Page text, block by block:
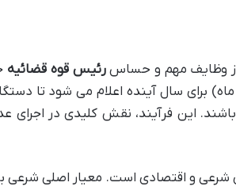
از وظایف مهم و حساسرئیس قوه قضائیه
برای سال آینده اعلام می شود تا
این فرآیند، نقش کلیدی در اجرای
و اقتصادی است. معیار اصلی شرعی